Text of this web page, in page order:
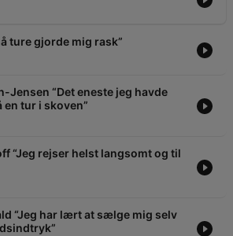
ture gjorde mig rask”
Jensen “Det eneste jeg havde
en tur i skoven”
“Jeg rejser helst langsomt og til
“Jeg har lært at sælge mig selv